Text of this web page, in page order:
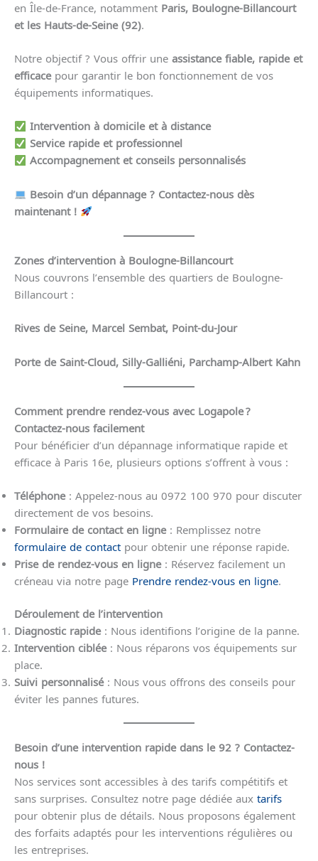
en Île-de-France, notamment Paris, Boulogne-Billancourt
et les Hauts-de-Seine (92)
Notre objectif ? Vous offrir une assistance fiable, rapide et
efficacepour garantir le bon fonctionnement de vos
équipements informatiques.
Intervention à domicile et à distance
Service rapide et professionnel
Accompagnement et conseils personnalisés
Besoin d’un dépannage ? Contactez-nous dès
maintenant !
Zones d’intervention à Boulogne-Billancourt
Nous couvrons l’ensemble des quartiers de Boulogne-
Billancourt :
Rives de Seine, Marcel Sembat, Point-du-Jour
Porte de Saint-Cloud, Silly-Galliéni, Parchamp-Albert Kahn
Comment prendre rendez-vous avec Logapole ?
Contactez-nous facilement
Pour bénéficier d’un dépannage informatique rapide et
efficace à Paris 16e, plusieurs options s’offrent à vous :
Téléphone: Appelez-nous au 0972 100 970 pour discuter
directement de vos besoins.
Formulaire de contact en ligne: Remplissez notre
formulaire de contact pour obtenir une réponse rapide.
Prise de rendez-vous en ligne: Réservez facilement un
créneau via notre page Prendre rendez-vous en ligne
Déroulement de l’intervention
Diagnostic rapide: Nous identifions l’origine de la panne.
Intervention ciblée: Nous réparons vos équipements sur
place.
Suivi personnalisé: Nous vous offrons des conseils pour
éviter les pannes futures.
Besoin d’une intervention rapide dans le 92 ? Contactez-
nous !
Nos services sont accessibles à des tarifs compétitifs et
sans surprises. Consultez notre page dédiée aux tarifs
pour obtenir plus de détails. Nous proposons également
des forfaits adaptés pour les interventions régulières ou
les entreprises.